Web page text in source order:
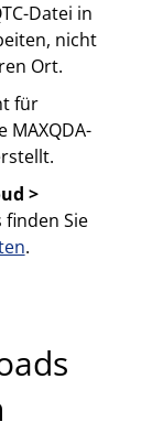
Datei in
nicht
Ort.
für
MAXQDA-
>
finden Sie
.